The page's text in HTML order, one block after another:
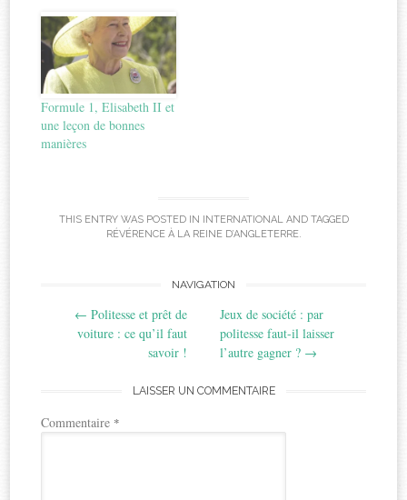
Formule 1, Elisabeth II et
une leçon de bonnes
manières
THIS ENTRY WAS POSTED IN INTERNATIONALAND TAGGED
RÉVÉRENCE À LA REINE D’ANGLETERRE.
navigation
NAVIGATION
← Politesse et prêt de
voiture : ce qu’il faut
savoir !
Jeux de société : par
politesse faut-il laisser
l’autre gagner ? →
LAISSER UN COMMENTAIRE
Commentaire *